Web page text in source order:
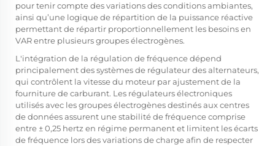
pour tenir compte des variations des conditions ambiantes,
ainsi qu’une logique de répartition de la puissance réactive
permettant de répartir proportionnellement les besoins en
VAR entre plusieurs groupes électrogènes.
L'intégration de la régulation de fréquence dépend
principalement des systèmes de régulateur des alternateurs,
qui contrôlent la vitesse du moteur par ajustement de la
fourniture de carburant. Les régulateurs électroniques
utilisés avec les groupes électrogènes destinés aux centres
de données assurent une stabilité de fréquence comprise
entre ± 0,25 hertz en régime permanent et limitent les écarts
de fréquence lors des variations de charge afin de respecter